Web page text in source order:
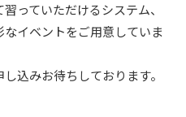
っていただけるシステム、
イベントをご用意していま
込みお待ちしております。